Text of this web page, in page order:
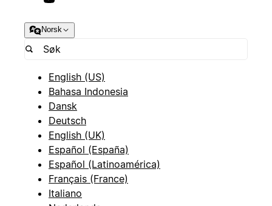
Norsk
English (US)
Bahasa Indonesia
Dansk
Deutsch
English (UK)
Español (España)
Español (Latinoamérica)
Français (France)
Italiano